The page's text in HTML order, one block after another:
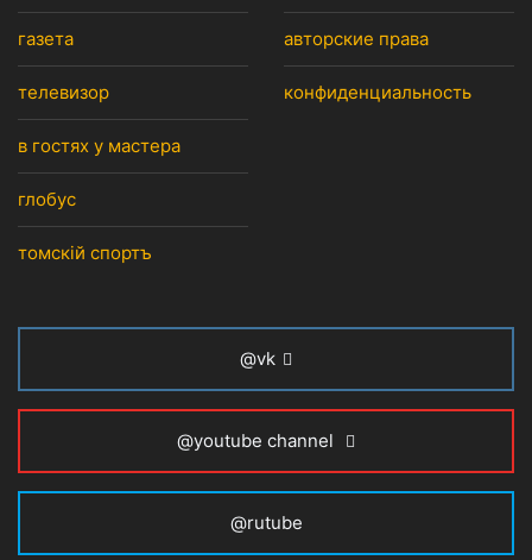
газета
телевизор
в гостях у мастера
глобус
томскiй спортъ
авторские права
конфиденциальность
@vk
@youtube channel
@rutube